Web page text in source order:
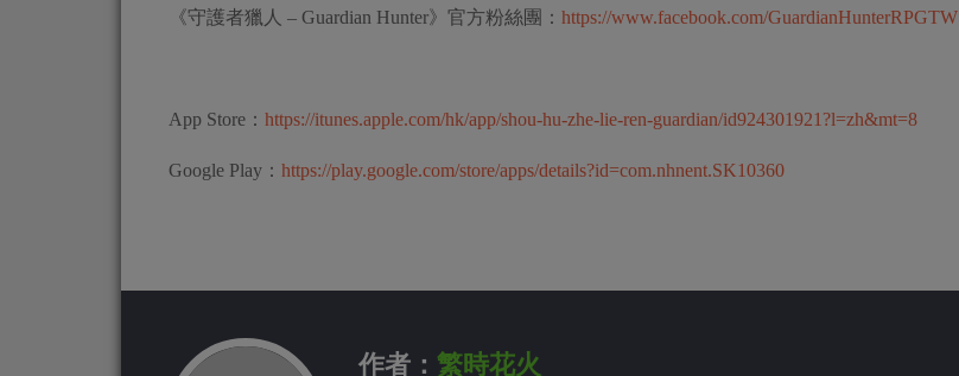
《守護者獵人 – Guardian Hunter》官方粉絲團： https://www.facebook.com/GuardianHunterRPGTW
App Store： https://itunes.apple.com/hk/app/shou-hu-zhe-lie-ren-guardian/id924301921?l=zh&mt=8
Google Play： https://play.google.com/store/apps/details?id=com.nhnent.SK10360
作者： 繁時花火